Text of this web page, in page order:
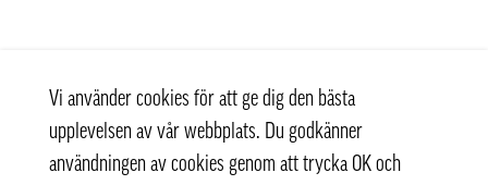
Vi använder cookies för att ge dig den bästa
upplevelsen av vår webbplats. Du godkänner
användningen av cookies genom att trycka OK och